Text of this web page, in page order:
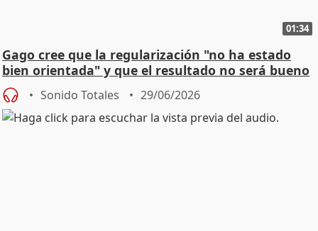
01:34
Gago cree que la regularización "no ha estado
bien orientada" y que el resultado no será bueno
Sonido Totales 29/06/2026